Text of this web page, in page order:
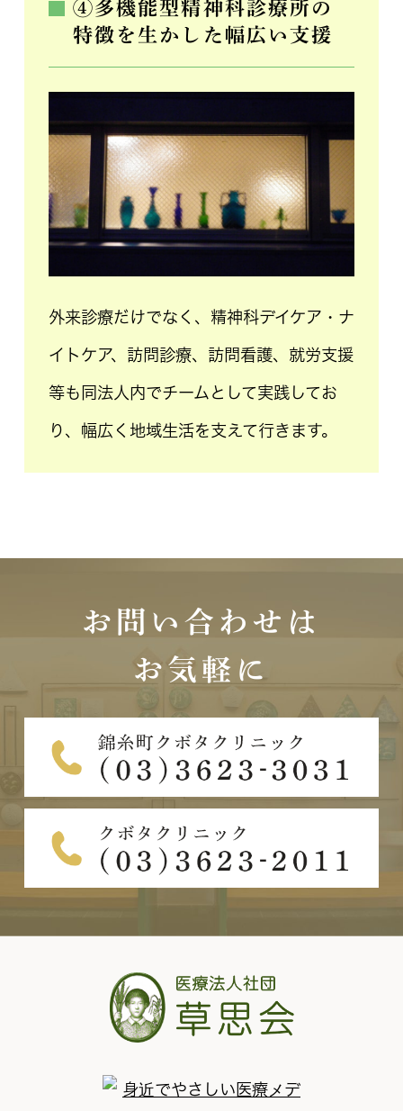
④多機能型精神科診療所の
特徴を生かした幅広い支援
外来診療だけでなく、精神科デイケア・ナ
イトケア、訪問診療、訪問看護、就労支援
等も同法人内でチームとして実践してお
り、幅広く地域生活を支えて行きます。
お問い合わせは
お気軽に